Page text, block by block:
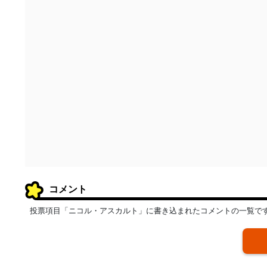
コメント
投票項目「ニコル・アスカルト」に書き込まれたコメントの一覧で